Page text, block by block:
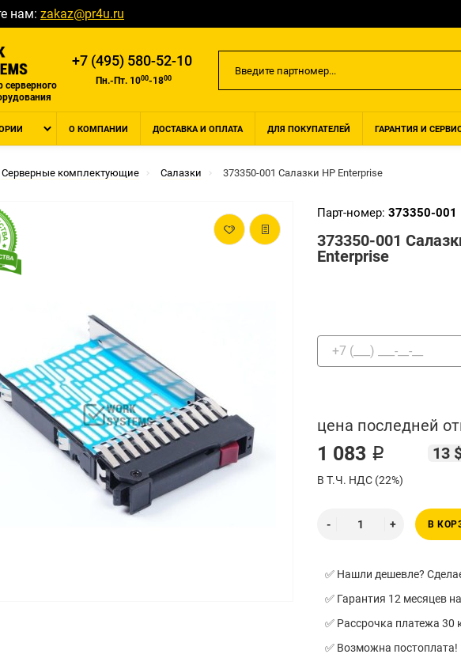
нам: zakaz@pr4u.ru
серверного
+7 (495) 580-52-10
Пн.-Пт. 1000-1800
О КОМПАНИИ ДОСТАВКА И ОПЛАТА ДЛЯ ПОКУПАТЕЛЕЙ ГАРАНТИЯ И
Серверные комплектующие Салазки 373350-001 Салазки HP Enterprise
Парт-номер: 373350-001
373350-001
Enterprise
цена последней
1 083 ₽ 13
В Т.Ч. НДС (22%)
В
✅ Нашли дешевле?
✅ Гарантия 12 месяцев
✅ Рассрочка платежа 30
✅ Возможна постоплата!